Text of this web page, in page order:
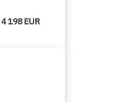
4 198 EUR